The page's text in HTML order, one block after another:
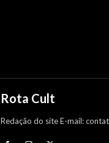
Rota Cult
Redação do site E-mail: